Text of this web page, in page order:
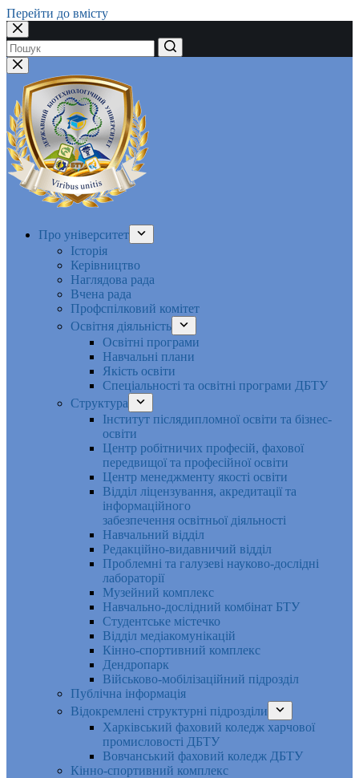
Перейти до вмісту
Немає
результатів
Про університет
Історія
Керівництво
Наглядова рада
Вчена рада
Профспілковий комітет
Освітня діяльність
Освітні програми
Навчальні плани
Якість освіти
Спеціальності та освітні програми ДБТУ
Структура
Інститут післядипломної освіти та бізнес-
освіти
Центр робітничих професій, фахової
передвищої та професійної освіти
Центр менеджменту якості освіти
Відділ ліцензування, акредитації та
інформаційного
забезпечення освітньої діяльності
Навчальний відділ
Редакційно-видавничий відділ
Проблемні та галузеві науково-дослідні
лабораторії
Музейний комплекс
Навчально-дослідний комбінат БТУ
Студентське містечко
Відділ медіакомунікацій
Кінно-спортивний комплекс
Дендропарк
Військово-мобілізаційний підрозділ
Публічна інформація
Відокремлені структурні підрозділи
Харківський фаховий коледж харчової
промисловості ДБТУ
Вовчанський фаховий коледж ДБТУ
Кінно-спортивний комплекс